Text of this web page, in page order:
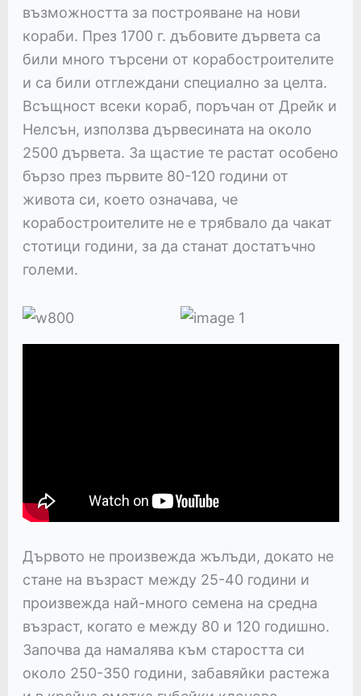
възможността за построяване на нови
кораби. През 1700 г. дъбовите дървета са
били много търсени от корабостроителите
и са били отглеждани специално за целта.
Всъщност всеки кораб, поръчан от Дрейк и
Нелсън, използва дървесината на около
2500 дървета. За щастие те растат особено
бързо през първите 80-120 години от
живота си, което означава, че
корабостроителите не е трябвало да чакат
стотици години, за да станат достатъчно
големи.
Дървото не произвежда жълъди, докато не
стане на възраст между 25-40 години и
произвежда най-много семена на средна
възраст, когато е между 80 и 120 годишно.
Започва да намалява към старостта си
около 250-350 години, забавяйки растежа